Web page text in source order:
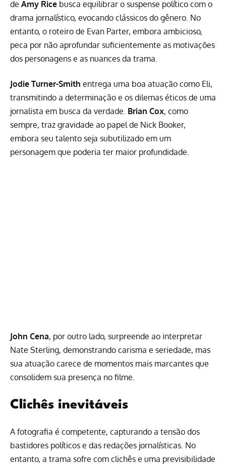
de Amy Rice busca equilibrar o suspense político com o
drama jornalístico, evocando clássicos do gênero. No
entanto, o roteiro de Evan Parter, embora ambicioso,
peca por não aprofundar suficientemente as motivações
dos personagens e as nuances da trama.
Jodie Turner-Smith entrega uma boa atuação como Eli,
transmitindo a determinação e os dilemas éticos de uma
jornalista em busca da verdade. Brian Cox, como
sempre, traz gravidade ao papel de Nick Booker,
embora seu talento seja subutilizado em um
personagem que poderia ter maior profundidade.
John Cena, por outro lado, surpreende ao interpretar
Nate Sterling, demonstrando carisma e seriedade, mas
sua atuação carece de momentos mais marcantes que
consolidem sua presença no filme.
Clichês inevitáveis
A fotografia é competente, capturando a tensão dos
bastidores políticos e das redações jornalísticas. No
entanto, a trama sofre com clichês e uma previsibilidade